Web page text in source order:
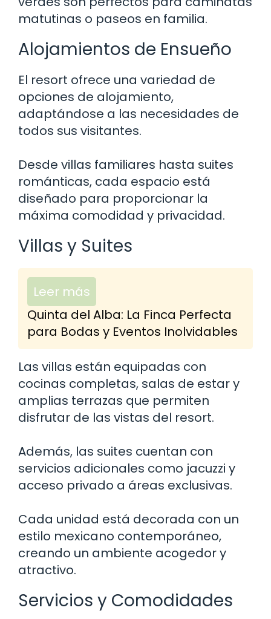
matutinas o paseos en familia.
Alojamientos de Ensueño
El resort ofrece una variedad de
opciones de alojamiento,
adaptándose a las necesidades de
todos sus visitantes.
Desde villas familiares hasta suites
románticas, cada espacio está
diseñado para proporcionar la
máxima comodidad y privacidad.
Villas y Suites
Leer más
Quinta del Alba: La Finca Perfecta
para Bodas y Eventos Inolvidables
Las villas están equipadas con
cocinas completas, salas de estar y
amplias terrazas que permiten
disfrutar de las vistas del resort.
Además, las suites cuentan con
servicios adicionales como jacuzzi y
acceso privado a áreas exclusivas.
Cada unidad está decorada con un
estilo mexicano contemporáneo,
creando un ambiente acogedor y
atractivo.
Servicios y Comodidades